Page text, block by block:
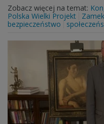
Zobacz więcej na temat:
Polska Wielki Projekt
bezpieczeństwo